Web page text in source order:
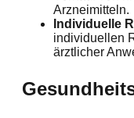
Arzneimitteln.
Individuelle
individuellen
ärztlicher